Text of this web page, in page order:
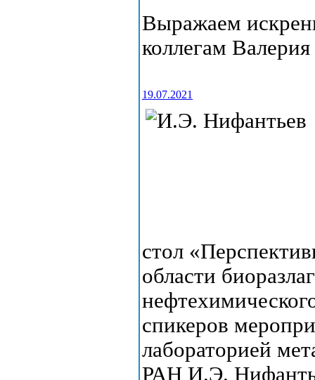
Выражаем
коллегам
19.07.2021
стол
области
спикеров
лабораторией
РАН И.Э.